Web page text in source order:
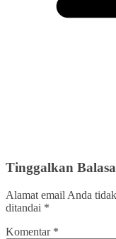
Tinggalkan
Alamat email Anda
ditandai *
Komentar *